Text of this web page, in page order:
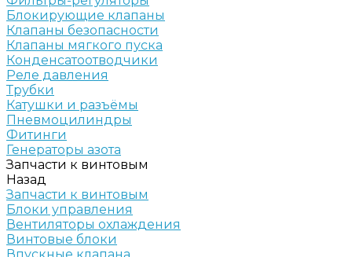
Блокирующие клапаны
Клапаны безопасности
Клапаны мягкого пуска
Конденсатоотводчики
Реле давления
Трубки
Катушки и разъёмы
Пневмоцилиндры
Фитинги
Генераторы азота
Запчасти к винтовым
Назад
Запчасти к винтовым
Блоки управления
Вентиляторы охлаждения
Винтовые блоки